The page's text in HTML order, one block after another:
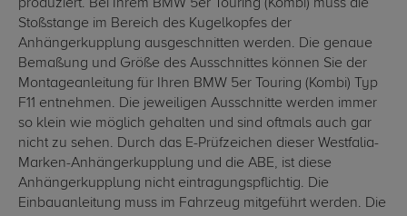
produziert. Bei Ihrem BMW 5er Touring (Kombi) muss die
Stoßstange im Bereich des Kugelkopfes der
Anhängerkupplung ausgeschnitten werden. Die genaue
Bemaßung und Größe des Ausschnittes können Sie der
Montageanleitung für Ihren BMW 5er Touring (Kombi) Typ
F11 entnehmen. Die jeweiligen Ausschnitte werden immer
so klein wie möglich gehalten und sind oftmals auch gar
nicht zu sehen. Durch das E-Prüfzeichen dieser Westfalia-
Marken-Anhängerkupplung und die ABE, ist diese
Anhängerkupplung nicht eintragungspflichtig. Die
Einbauanleitung muss im Fahrzeug mitgeführt werden. Die